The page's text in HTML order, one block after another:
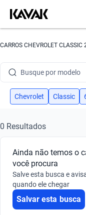
CARROS CHEVROLET
Busque por modelo
Busque por versão
Busque por marca
Busque por modelo
Busque por versão
Chevrolet Classic
0 Resultados
Ainda não temos o
você procura
Salve esta busca e
quando ele chegar
Salvar esta busca